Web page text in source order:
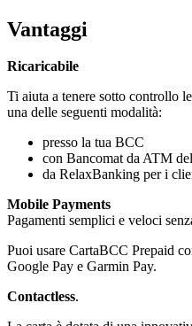
Vantaggi
Ricaricabile
Ti aiuta a tenere sotto controllo
una delle seguenti modalità:
presso la tua BCC
con Bancomat da ATM
da RelaxBanking per i
Mobile Payments
Pagamenti semplici e veloci
Puoi usare CartaBCC Prepaid
Google Pay e Garmin Pay.
Contactless.